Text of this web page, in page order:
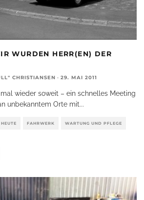
WURDEN HERR(EN) DER
CHRISTIANSEN · 29. MAI 2011
wieder soweit – ein schnelles Meeting
unbekanntem Orte mit...
FAHRWERK WARTUNG UND PFLEGE